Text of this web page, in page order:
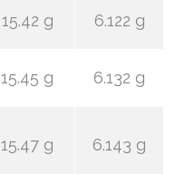
15.42 g 6.122 g
15.45 g 6.132 g
15.47 g 6.143 g